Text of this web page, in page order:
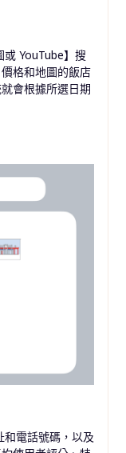
YouTube】搜
格和地圖的飯店
會根據所選日期
電話號碼，以及